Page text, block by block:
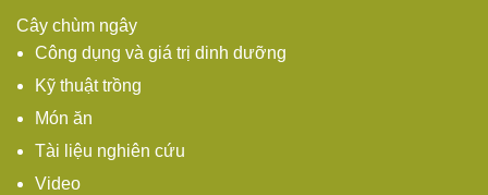
Cây chùm ngây
Công dụng và giá trị dinh dưỡng
Kỹ thuật trồng
Món ăn
Tài liệu nghiên cứu
Video